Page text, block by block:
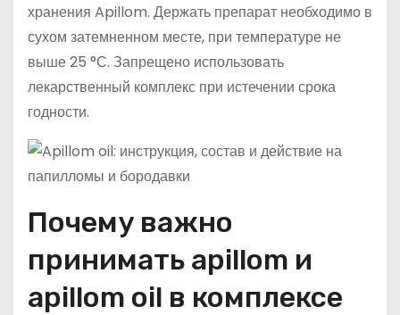
хранения Apillom. Держать препарат необходимо в
сухом затемненном месте, при температуре не
выше 25 °С. Запрещено использовать
лекарственный комплекс при истечении срока
годности.
Почему важно
принимать apillom и
apillom oil в комплексе